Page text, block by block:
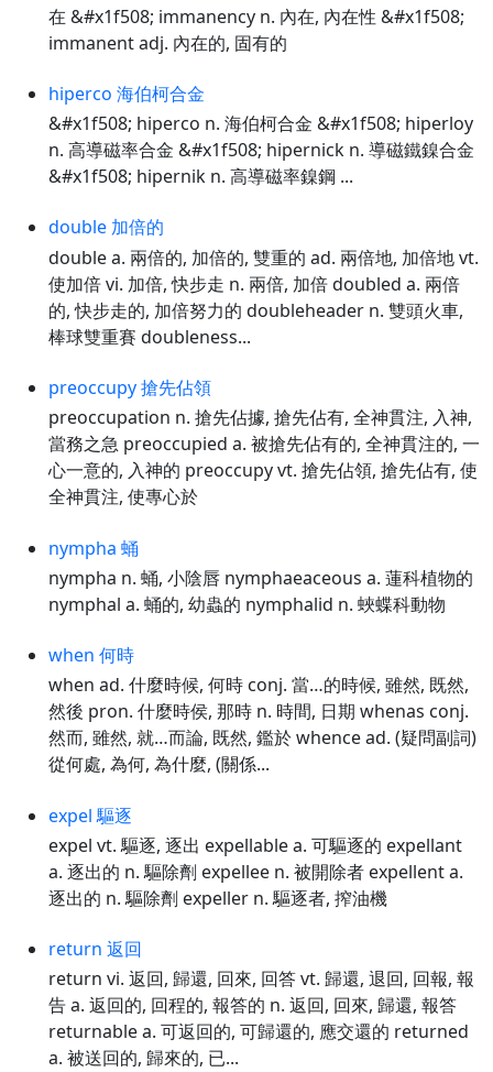
在 &#x1f508; immanency n. 內在, 內在性 &#x1f508;
immanent adj. 內在的, 固有的
hiperco 海伯柯合金
&#x1f508; hiperco n. 海伯柯合金 &#x1f508; hiperloy
n. 高導磁率合金 &#x1f508; hipernick n. 導磁鐵鎳合金
&#x1f508; hipernik n. 高導磁率鎳鋼 ...
double 加倍的
double a. 兩倍的, 加倍的, 雙重的 ad. 兩倍地, 加倍地 vt.
使加倍 vi. 加倍, 快步走 n. 兩倍, 加倍 doubled a. 兩倍
的, 快步走的, 加倍努力的 doubleheader n. 雙頭火車,
棒球雙重賽 doubleness...
preoccupy 搶先佔領
preoccupation n. 搶先佔據, 搶先佔有, 全神貫注, 入神,
當務之急 preoccupied a. 被搶先佔有的, 全神貫注的, 一
心一意的, 入神的 preoccupy vt. 搶先佔領, 搶先佔有, 使
全神貫注, 使專心於
nympha 蛹
nympha n. 蛹, 小陰唇 nymphaeaceous a. 蓮科植物的
nymphal a. 蛹的, 幼蟲的 nymphalid n. 蛺蝶科動物
when 何時
when ad. 什麼時候, 何時 conj. 當…的時候, 雖然, 既然,
然後 pron. 什麼時侯, 那時 n. 時間, 日期 whenas conj.
然而, 雖然, 就…而論, 既然, 鑑於 whence ad. (疑問副詞)
從何處, 為何, 為什麼, (關係...
expel 驅逐
expel vt. 驅逐, 逐出 expellable a. 可驅逐的 expellant
a. 逐出的 n. 驅除劑 expellee n. 被開除者 expellent a.
逐出的 n. 驅除劑 expeller n. 驅逐者, 搾油機
return 返回
return vi. 返回, 歸還, 回來, 回答 vt. 歸還, 退回, 回報, 報
告 a. 返回的, 回程的, 報答的 n. 返回, 回來, 歸還, 報答
returnable a. 可返回的, 可歸還的, 應交還的 returned
a. 被送回的, 歸來的, 已...